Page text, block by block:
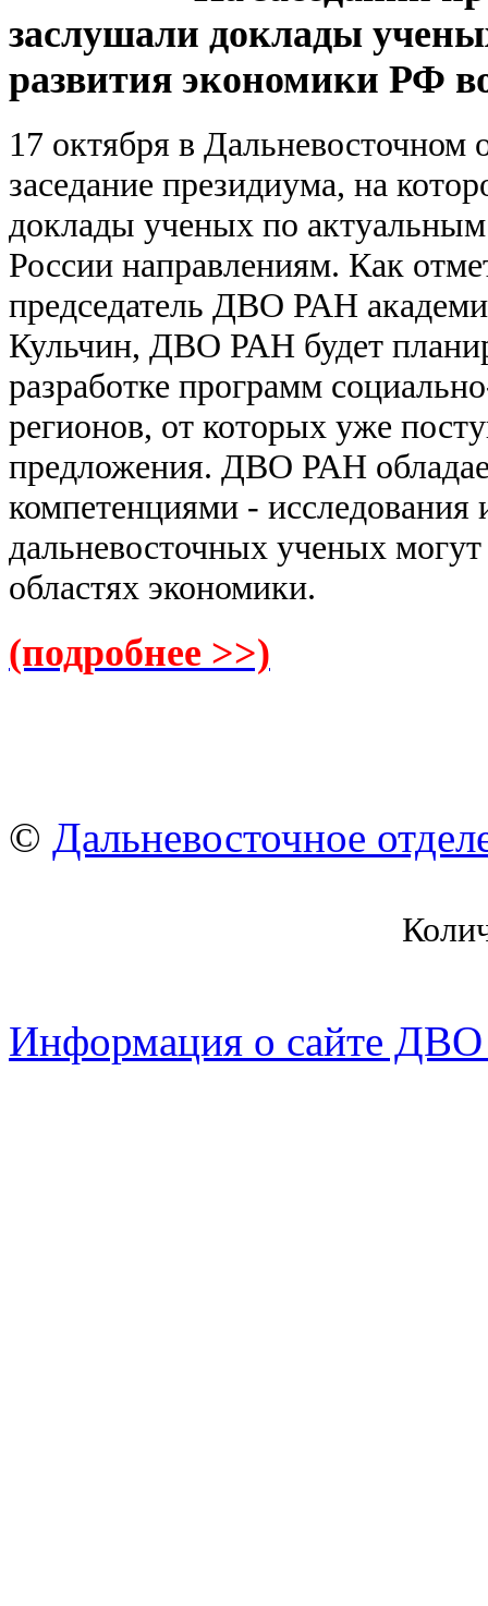
заслушали доклады
развития экономики РФ
17 октября в Дальневосточном
заседание президиума, на
доклады ученых по
России направлениям. Как
председатель ДВО РАН
Кульчин, ДВО РАН будет
разработке программ
регионов, от которых уже
предложения. ДВО РАН
компетенциями - исследования
дальневосточных ученых
областях экономики.
(подробнее >>)
© Дальневосточное
Информация о сайте